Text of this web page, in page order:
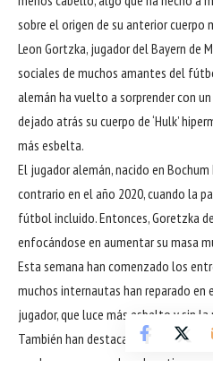
sobre el origen de su anterior cuerpo
Leon Gortzka, jugador del Bayern de
sociales de muchos amantes del
alemán ha vuelto a sorprender con
dejado atrás su cuerpo de ‘Hulk’
más esbelta.
El jugador alemán, nacido en
contrario en el año 2020, cuando la
fútbol incluido. Entonces, Goretzka
enfocándose en aumentar su masa
Esta semana han comenzado los
muchos internautas han reparado
jugador, que luce más esbelto y sin
También han destacado su pérdida
muchos rumores sobre el motivo por